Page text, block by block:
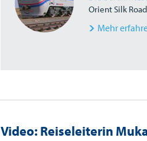
Orient Silk
Mehr
Video: Reiseleiterin